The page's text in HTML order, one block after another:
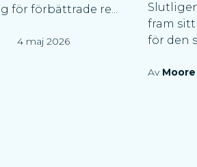
för förbättrade re...
4 maj 2026
fram
för den
Av